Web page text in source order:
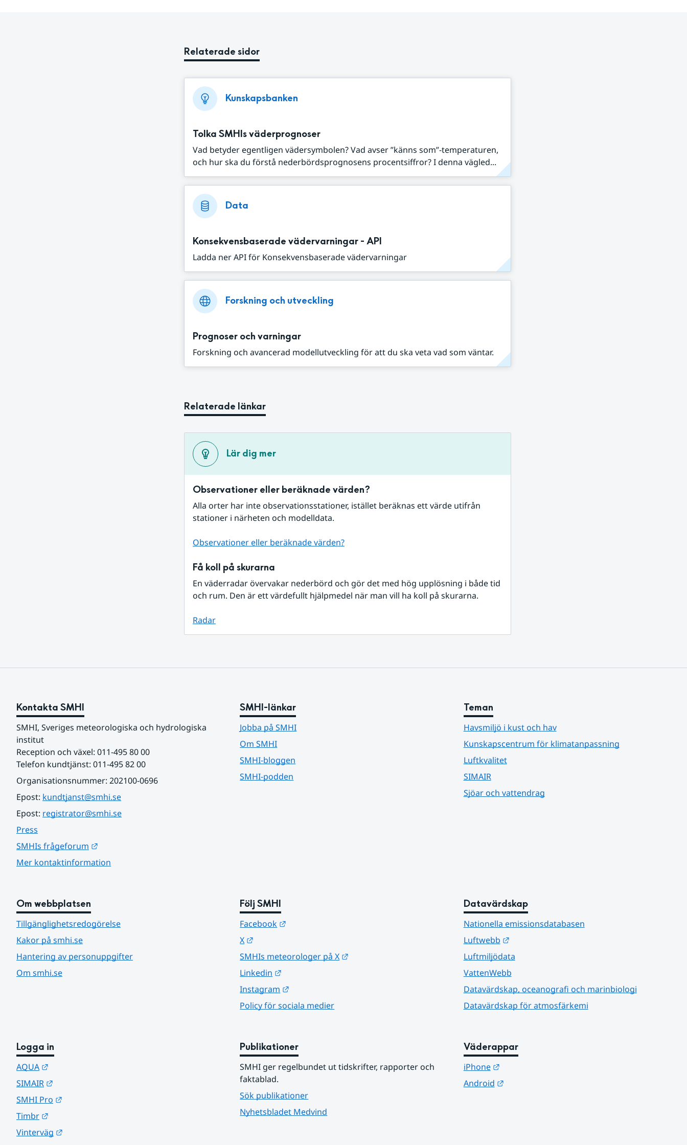
Relaterade sidor
Kunskapsbanken
Tolka SMHIs väderprognoser
Vad betyder egentligen vädersymbolen? Vad avser ”känns som”-temperaturen,
och hur ska du förstå nederbördsprognosens procentsiffror? I denna vägled...
Data
Konsekvensbaserade vädervarningar - API
Ladda ner API för Konsekvensbaserade vädervarningar
Forskning och utveckling
Prognoser och varningar
Forskning och avancerad modellutveckling för att du ska veta vad som väntar.
Relaterade länkar
Lär dig mer
Observationer eller beräknade värden?
Alla orter har inte observationsstationer, istället beräknas ett värde utifrån
stationer i närheten och modelldata.
Observationer eller beräknade värden?
Få koll på skurarna
En väderradar övervakar nederbörd och gör det med hög upplösning i både tid
och rum. Den är ett värdefullt hjälpmedel när man vill ha koll på skurarna.
Radar
Kontakta SMHI
SMHI, Sveriges meteorologiska och hydrologiska
institut
Reception och växel: 011-495 80 00
Telefon kundtjänst: 011-495 82 00
Organisationsnummer: 202100-0696
Epost: kundtjanst@smhi.se
Epost: registrator@smhi.se
Press
SMHIs frågeforum
Mer kontaktinformation
SMHI-länkar
Jobba på SMHI
Om SMHI
SMHI-bloggen
SMHI-podden
Teman
Havsmiljö i kust och hav
Kunskapscentrum för klimatanpassning
Luftkvalitet
SIMAIR
Sjöar och vattendrag
Om webbplatsen
Tillgänglighetsredogörelse
Kakor på smhi.se
Hantering av personuppgifter
Om smhi.se
Följ SMHI
Facebook
X
SMHIs meteorologer på X
Linkedin
Instagram
Policy för sociala medier
Datavärdskap
Nationella emissionsdatabasen
Luftwebb
Länk till annan webbplats.
Luftmiljödata
VattenWebb
Datavärdskap, oceanografi och marinbiologi
Datavärdskap för atmosfärkemi
Logga in
AQUA
SIMAIR
SMHI Pro
Timbr
Vinterväg
Publikationer
SMHI ger regelbundet ut tidskrifter, rapporter och
faktablad.
Sök publikationer
Nyhetsbladet Medvind
Väderappar
iPhone
Länk till annan webbplats.
Android
Länk till annan webbplats.